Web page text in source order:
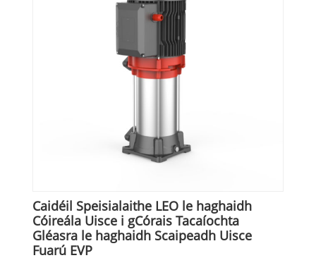
Caidéil Speisialaithe LEO le haghaidh
Cóireála Uisce i gCórais Tacaíochta
Gléasra le haghaidh Scaipeadh Uisce
Fuarú EVP